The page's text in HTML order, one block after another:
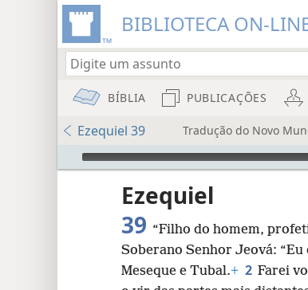
BIBLIOTECA ON-
BÍBLIA PUBLICAÇÕES
Ezequiel 39 Tradução do Novo
Audio Player
Ezequiel
39 “Filho do homem,
Soberano Senhor Jeová:
Meseque e Tubal.+ 2 Farei